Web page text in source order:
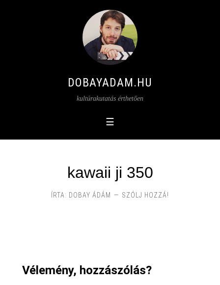
DOBAYADAM.HU
kultúrakutatás érthetően
kawaii ji 350
ÍRTA: DOBAY ÁDÁM SZÓLJ HOZZÁ!
Vélemény, hozzászólás?